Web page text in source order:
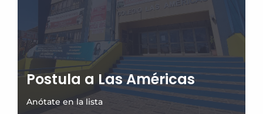
Postula a Las Américas
Anótate en la lista